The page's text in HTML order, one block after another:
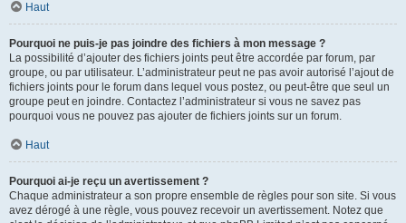
Haut
Pourquoi ne puis-je pas joindre des fichiers à mon message ?
La possibilité d’ajouter des fichiers joints peut être accordée par forum, par
groupe, ou par utilisateur. L’administrateur peut ne pas avoir autorisé l’ajout de
fichiers joints pour le forum dans lequel vous postez, ou peut-être que seul un
groupe peut en joindre. Contactez l’administrateur si vous ne savez pas
pourquoi vous ne pouvez pas ajouter de fichiers joints sur un forum.
Haut
Pourquoi ai-je reçu un avertissement ?
Chaque administrateur a son propre ensemble de règles pour son site. Si vous
avez dérogé à une règle, vous pouvez recevoir un avertissement. Notez que